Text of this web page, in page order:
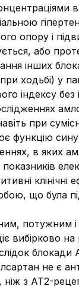
в
опору і
або
інших
ходьбі) у
індексу
при
функцію
в яких
що була
потужним і
вибірково
не є
з АТ2-